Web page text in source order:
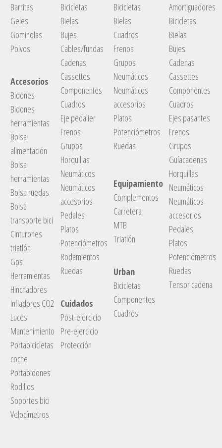
Barritas
Geles
Gominolas
Polvos
Accesorios
Bidones
Bidones
herramientas
Bolsa
alimentación
Bolsa
herramientas
Bolsa ruedas
Bolsa
transporte bici
Cinturones
triatlón
Gps
Herramientas
Hinchadores
Infladores CO2
Luces
Mantenimiento
Portabicicletas
coche
Portabidones
Rodillos
Soportes bici
Velocímetros
Bicicletas
Bielas
Bujes
Cables/fundas
Cadenas
Cassettes
Componentes
Cuadros
Eje pedalier
Frenos
Grupos
Horquillas
Neumáticos
Neumáticos
accesorios
Pedales
Platos
Potenciómetros
Rodamientos
Ruedas
Cuidados
Post-ejercicio
Pre-ejercicio
Protección
Bicicletas
Bielas
Cuadros
Frenos
Grupos
Neumáticos
Neumáticos
accesorios
Platos
Potenciómetros
Ruedas
Equipamiento
Complementos
Carretera
MTB
Triatlón
Urban
Bicicletas
Componentes
Cuadros
Amortiguadores
Bicicletas
Bielas
Bujes
Cadenas
Cassettes
Componentes
Cuadros
Ejes pasantes
Frenos
Grupos
Guíacadenas
Horquillas
Neumáticos
Neumáticos
accesorios
Pedales
Platos
Potenciómetros
Ruedas
Tensor cadena